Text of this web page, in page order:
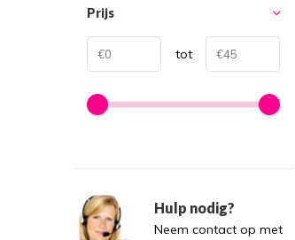
Prijs
tot
Hulp nodig?
Neem contact op met